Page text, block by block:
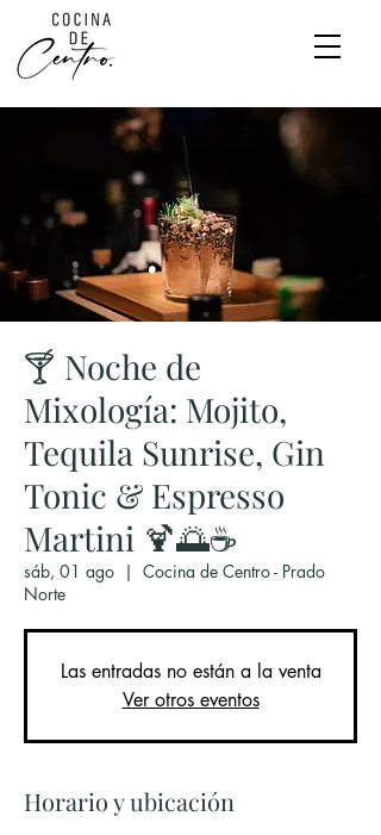
🍸 Noche de
Mixología: Mojito,
Tequila Sunrise, Gin
Tonic & Espresso
Martini 🍹🌅☕
sáb, 01 ago
  |
Cocina de Centro - Prado
Norte
Las entradas no están a la venta
Ver otros eventos
Horario y ubicación